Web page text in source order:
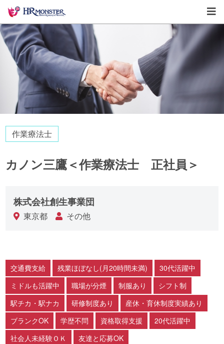
作業療法士
カノン三鷹＜作業療法士 正社員＞
株式会社創生事業団
東京都 その他
交通費支給 残業ほぼなし(月20時間未満)
30代活躍中
ミドルも活躍中
職場が分煙 制服あり
シフト制
駅チカ・駅ナカ
研修制度あり
産休・育休制度実績あり
ブランクOK
学歴不問 資格取得支援
20代活躍中
社会人未経験ＯＫ
友達と応募OK